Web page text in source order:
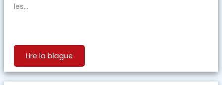
les...
Lire la blague